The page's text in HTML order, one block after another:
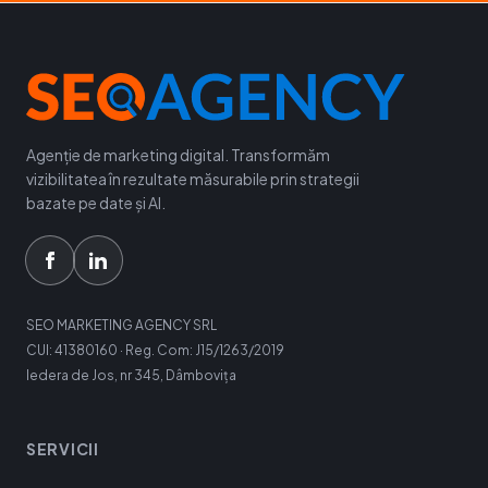
Agenție de marketing digital. Transformăm
vizibilitatea în rezultate măsurabile prin strategii
bazate pe date și AI.
SEO MARKETING AGENCY SRL
CUI: 41380160 · Reg. Com: J15/1263/2019
Iedera de Jos, nr 345, Dâmbovița
SERVICII